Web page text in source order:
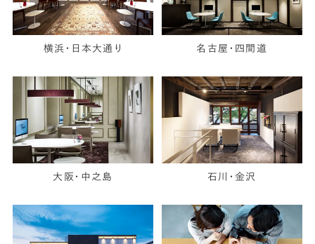
横浜・日本大通り 名古屋・四間道
大阪・中之島 石川・金沢